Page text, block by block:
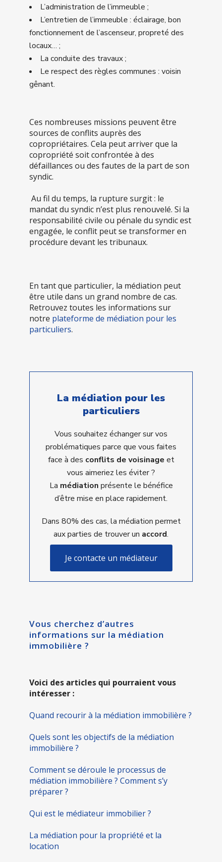
L’administration de l’immeuble ;
L’entretien de l’immeuble : éclairage, bon
fonctionnement de l’ascenseur, propreté des
locaux… ;
La conduite des travaux ;
Le respect des règles communes : voisin
gênant.
Ces nombreuses missions peuvent être
sources de conflits auprès des
copropriétaires. Cela peut arriver que la
copropriété soit confrontée à des
défaillances ou des fautes de la part de son
syndic.
Au fil du temps, la rupture surgit : le
mandat du syndic n’est plus renouvelé. Si la
responsabilité civile ou pénale du syndic est
engagée, le conflit peut se transformer en
procédure devant les tribunaux.
En tant que particulier, la médiation peut
être utile dans un grand nombre de cas.
Retrouvez toutes les informations sur
notre plateforme de médiation pour les
particuliers.
La médiation pour les
particuliers
Vous souhaitez échanger sur vos
problématiques parce que vous faites
face à des conflits de voisinage et
vous aimeriez les éviter ?
La médiation présente le bénéfice
d’être mise en place rapidement.
Dans 80% des cas, la médiation permet
aux parties de trouver un accord.
Je contacte un médiateur
Vous cherchez d’autres
informations sur la médiation
immobilière ?
Voici des articles qui pourraient vous
intéresser :
Quand recourir à la médiation immobilière ?
Quels sont les objectifs de la médiation
immobilière ?
Comment se déroule le processus de
médiation immobilière ? Comment s’y
préparer ?
Qui est le médiateur immobilier ?
La médiation pour la propriété et la
location